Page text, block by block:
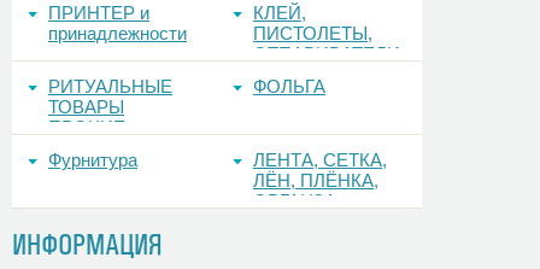
ПРИНТЕР и
принадлежности
КЛЕЙ,
ПИСТОЛЕТЫ,
ОТПАРИВАТЕЛИ
РИТУАЛЬНЫЕ
ТОВАРЫ
ПРОЧИЕ
ФОЛЬГА
Фурнитура
ЛЕНТА, СЕТКА,
ЛЁН, ПЛЁНКА,
ОРГАНЗА
ИНФОРМАЦИЯ